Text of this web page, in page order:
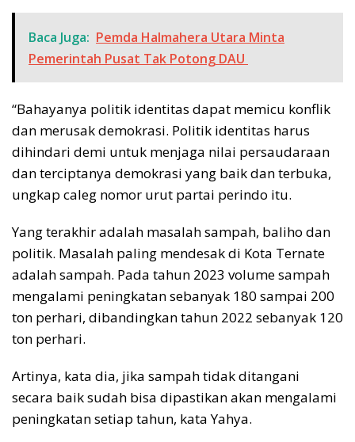
Baca Juga: Pemda Halmahera Utara Minta
Pemerintah Pusat Tak Potong DAU
“Bahayanya politik identitas dapat memicu konflik
dan merusak demokrasi. Politik identitas harus
dihindari demi untuk menjaga nilai persaudaraan
dan terciptanya demokrasi yang baik dan terbuka,
ungkap caleg nomor urut partai perindo itu.
Yang terakhir adalah masalah sampah, baliho dan
politik. Masalah paling mendesak di Kota Ternate
adalah sampah. Pada tahun 2023 volume sampah
mengalami peningkatan sebanyak 180 sampai 200
ton perhari, dibandingkan tahun 2022 sebanyak 120
ton perhari.
Artinya, kata dia, jika sampah tidak ditangani
secara baik sudah bisa dipastikan akan mengalami
peningkatan setiap tahun, kata Yahya.